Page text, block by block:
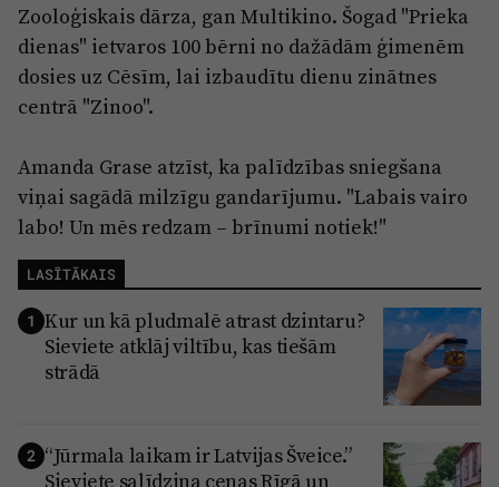
Zooloģiskais dārza, gan Multikino. Šogad "Prieka
dienas" ietvaros 100 bērni no dažādām ģimenēm
dosies uz Cēsīm, lai izbaudītu dienu zinātnes
centrā "Zinoo".
Amanda Grase atzīst, ka palīdzības sniegšana
viņai sagādā milzīgu gandarījumu. "Labais vairo
labo! Un mēs redzam – brīnumi notiek!"
LASĪTĀKAIS
1 Kur un kā pludmalē atrast dzintaru?
Sieviete atklāj viltību, kas tiešām
strādā
2 “Jūrmala laikam ir Latvijas Šveice.”
Sieviete salīdzina cenas Rīgā un